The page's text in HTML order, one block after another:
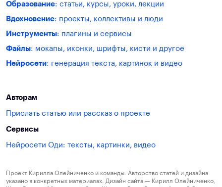
Образование: статьи, курсы, уроки, лекции
Вдохновение: проекты, коллективы и люди
Инструменты: плагины и сервисы
Файлы: мокапы, иконки, шрифты, кисти и другое
Нейросети: генерация текста, картинок и видео
Авторам
Прислать статью или рассказ о проекте
Сервисы
Нейросети Оди: тексты, картинки, видео
Проект Кирилла Олейниченко и команды. Авторство статей и дизайна
указано в конкретных материалах. Дизайн сайта — Кирилл Олейниченко,